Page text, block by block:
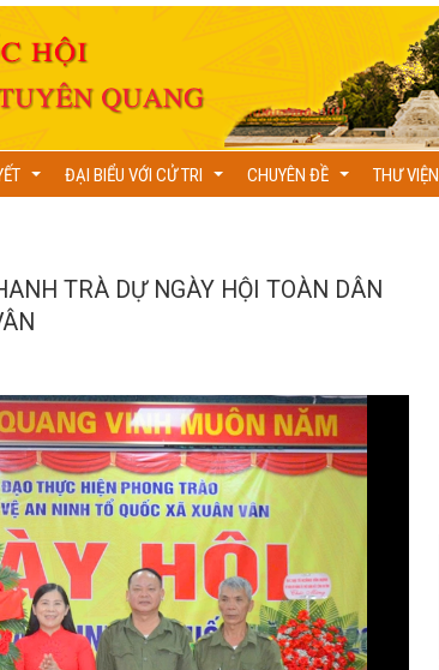
...
ĐẠI BIỂU VỚI CỬ TRI
...
CHUYÊN ĐỀ
...
THƯ VIỆN
TRÀ DỰ NGÀY HỘI TOÀN DÂN